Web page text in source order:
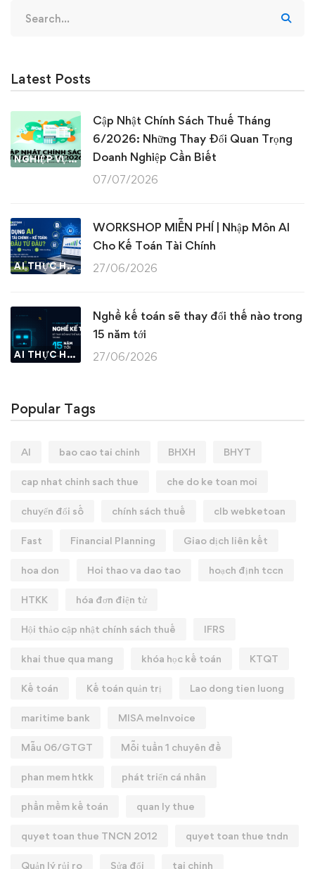
for:
Latest Posts
NGHIỆP VỤ KẾ TOÁN & THUẾ
Cập Nhật Chính Sách Thuế Tháng
6/2026: Những Thay Đổi Quan Trọng
Doanh Nghiệp Cần Biết
07/07/2026
AI THỰC HÀNH
WORKSHOP MIỄN PHÍ | Nhập Môn AI
Cho Kế Toán Tài Chính
27/06/2026
AI THỰC HÀNH
Nghề kế toán sẽ thay đổi thế nào trong
15 năm tới
27/06/2026
Popular Tags
AI bao cao tai chinh BHXH BHYT
cap nhat chinh sach thue che do ke toan moi
chuyển đổi số chính sách thuế clb webketoan
Fast Financial Planning Giao dịch liên kết
hoa don Hoi thao va dao tao hoạch định tccn
HTKK hóa đơn điện tử
Hội thảo cập nhật chính sách thuế IFRS
khai thue qua mang khóa học kế toán KTQT
Kế toán Kế toán quản trị Lao dong tien luong
maritime bank MISA meInvoice
Mẫu 06/GTGT Mỗi tuần 1 chuyên đề
phan mem htkk phát triển cá nhân
phần mềm kế toán quan ly thue
quyet toan thue TNCN 2012 quyet toan thue tndn
Quản lý rủi ro Sửa đổi tai chinh